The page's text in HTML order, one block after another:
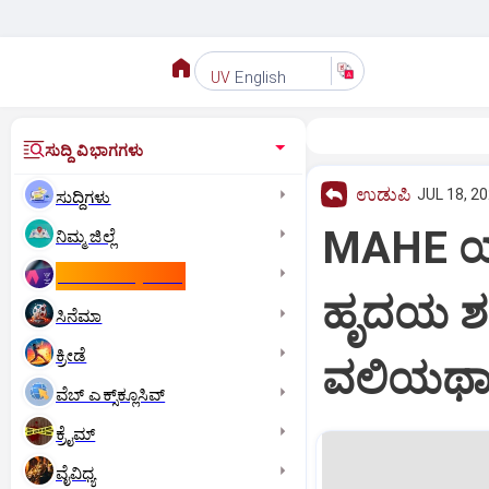
UV English
ಸುದ್ದಿ ವಿಭಾಗಗಳು
ಸುದ್ದಿಗಳು
ನಿಮ್ಮ ಜಿಲ್ಲೆ
ಸಿನೆಮಾ
ಕ್ರೀಡೆ
ವೆಬ್ ಎಕ್ಸ್‌ಕ್ಲೂಸಿವ್
ಕ್ರೈಮ್
ವೈವಿಧ್ಯ
ಉಡುಪಿ JUL 18,
MAHE
ಹೃದಯ